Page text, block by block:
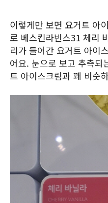
이렇게만 보면 요거트 아
로 베스킨라빈스31 체리
리가 들어간 요거트 아이
어요. 눈으로 보고 추측되
트 아이스크림과 꽤 비슷